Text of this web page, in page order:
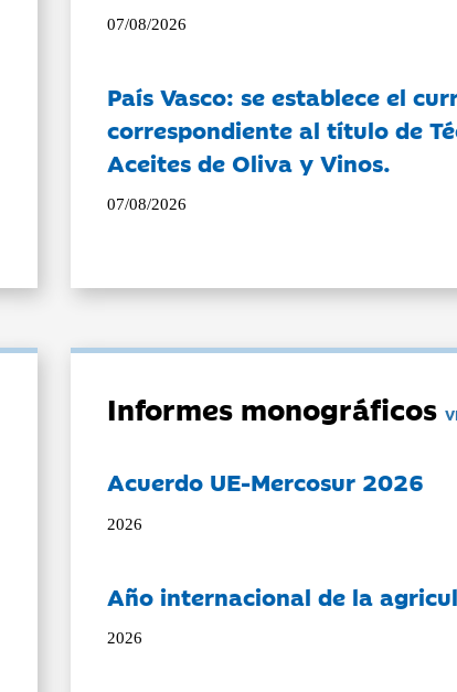
07/08/2026
País Vasco: se establece el
correspondiente al título de
Aceites de Oliva y Vinos.
07/08/2026
Informes monográficos
Acuerdo UE-Mercosur 2026
2026
Año internacional de la
2026